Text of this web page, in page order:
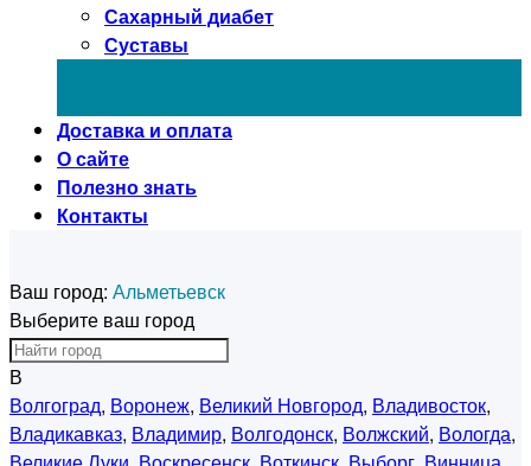
Сахарный диабет
Суставы
Доставка и оплата
О сайте
Полезно знать
Контакты
Ваш город: Альметьевск
Выберите ваш город
В
Волгоград, Воронеж, Великий Новгород, Владивосток,
Владикавказ, Владимир, Волгодонск, Волжский, Вологда,